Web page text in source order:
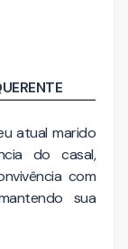
atual marido
do casal,
com
sua